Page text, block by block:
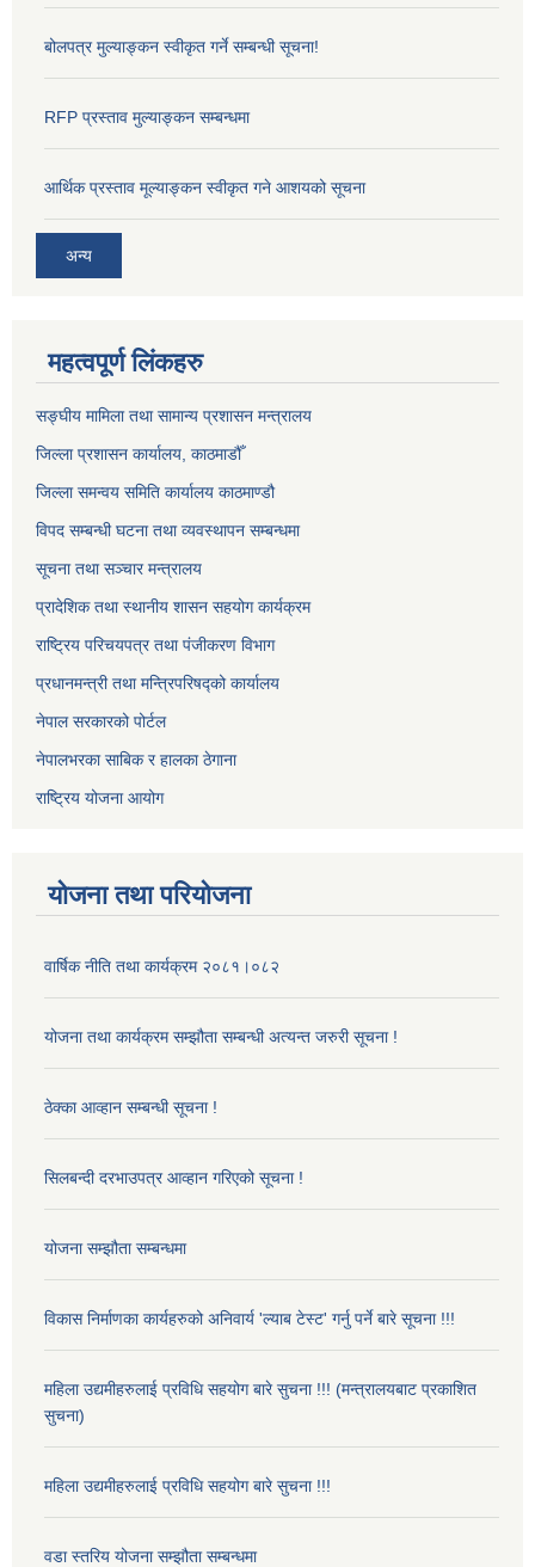
बोलपत्र मुल्याङ्कन स्वीकृत गर्ने सम्बन्धी सूचना!
RFP प्रस्ताव मुल्याङ्कन सम्बन्धमा
आर्थिक प्रस्ताव मूल्याङ्कन स्वीकृत गने आशयको सूचना
अन्य
महत्वपूर्ण लिंकहरु
सङ्‍घीय मामिला तथा सामान्य प्रशासन मन्त्रालय
जिल्ला प्रशासन कार्यालय, काठमाडौँ
जिल्ला समन्वय समिति कार्यालय काठमाण्ड‌ौ
विपद सम्बन्धी घटना तथा व्यवस्थापन सम्बन्धमा
सूचना तथा सञ्चार मन्त्रालय
प्रादेशिक तथा स्थानीय शासन सहयोग कार्यक्रम
राष्ट्रिय परिचयपत्र तथा पंजीकरण विभाग
प्रधानमन्त्री तथा मन्त्रिपरिषद्को कार्यालय
नेपाल सरकारको पोर्टल
नेपालभरका साबिक र हालका ठेगाना
राष्ट्रिय योजना आयोग
योजना तथा परियोजना
वार्षिक नीति तथा कार्यक्रम २०८१।०८२
योजना तथा कार्यक्रम सम्झौता सम्बन्धी अत्यन्त जरुरी सूचना !
ठेक्का आव्हान सम्बन्धी सूचना !
सिलबन्दी दरभाउपत्र आव्हान गरिएको सूचना !
योजना सम्झौता सम्बन्धमा
विकास निर्माणका कार्यहरुको अनिवार्य 'ल्याब टेस्ट' गर्नु पर्ने बारे सूचना !!!
महिला उद्यमीहरुलाई प्रविधि सहयोग बारे सुचना !!! (मन्त्रालयबाट प्रकाशित
सुचना)
महिला उद्यमीहरुलाई प्रविधि सहयोग बारे सुचना !!!
वडा स्तरिय योजना सम्झौता सम्बन्धमा